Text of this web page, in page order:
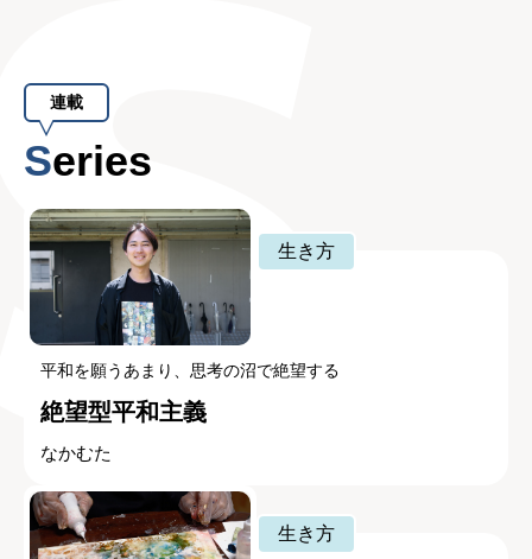
連載
Series
生き方
平和を願うあまり、思考の沼で絶望する
絶望型平和主義
なかむた
生き方